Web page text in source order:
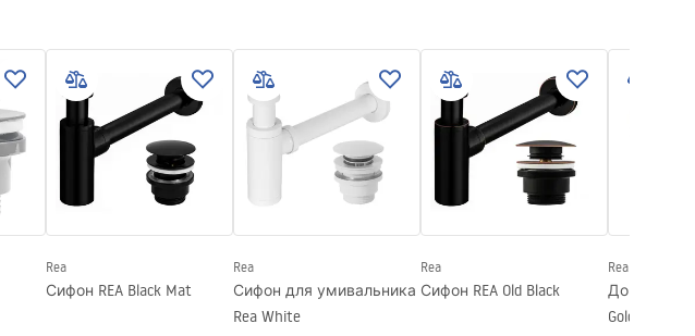
Rea
Сифон REA Black Mat
Rea
Сифон для умивальника
Rea White
Rea
Сифон REA Old Black
Rea
Донний клапан
Gold